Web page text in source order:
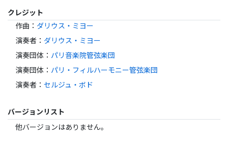
クレジット
作曲 ： ダリウス・ミヨー
演奏者 ： ダリウス・ミヨー
演奏団体 ： パリ音楽院管弦楽団
演奏団体 ： パリ・フィルハーモニー管弦楽団
演奏者 ： セルジュ・ボド
バージョンリスト
他バージョンはありません。